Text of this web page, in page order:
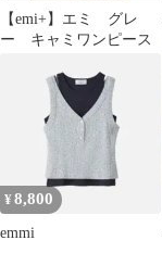
【emi+】エミ グレ
ー キャミワンピース
¥8,800
emmi